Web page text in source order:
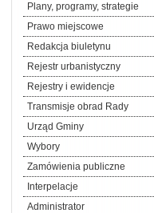
Plany, programy, strategie
Prawo miejscowe
Redakcja biuletynu
Rejestr urbanistyczny
Rejestry i ewidencje
Transmisje obrad Rady
Urząd Gminy
Wybory
Zamówienia publiczne
Interpelacje
Administrator